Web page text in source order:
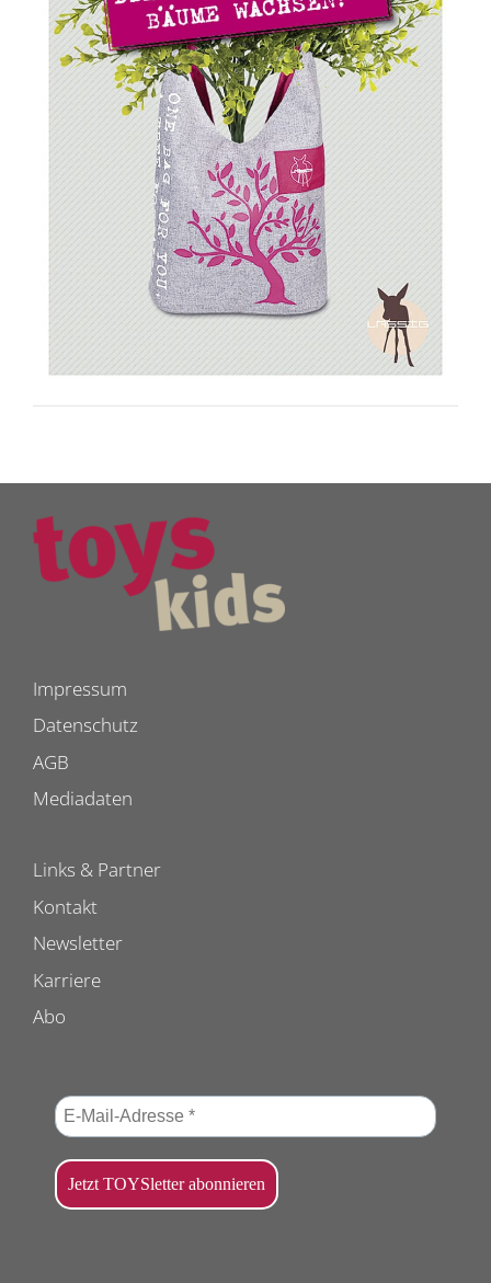
Impressum
Datenschutz
AGB
Mediadaten
Links & Partner
Kontakt
Newsletter
Karriere
Abo